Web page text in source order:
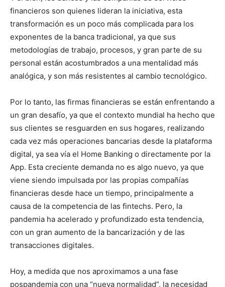
financieros son quienes lideran la iniciativa, esta
transformación es un poco más complicada para los
exponentes de la banca tradicional, ya que sus
metodologías de trabajo, procesos, y gran parte de su
personal están acostumbrados a una mentalidad más
analógica, y son más resistentes al cambio tecnológico.
Por lo tanto, las firmas financieras se están enfrentando a
un gran desafío, ya que el contexto mundial ha hecho que
sus clientes se resguarden en sus hogares, realizando
cada vez más operaciones bancarias desde la plataforma
digital, ya sea vía el Home Banking o directamente por la
App. Esta creciente demanda no es algo nuevo, ya que
viene siendo impulsada por las propias compañías
financieras desde hace un tiempo, principalmente a
causa de la competencia de las fintechs. Pero, la
pandemia ha acelerado y profundizado esta tendencia,
con un gran aumento de la bancarización y de las
transacciones digitales.
Hoy, a medida que nos aproximamos a una fase
pospandemia con una “nueva normalidad”, la necesidad